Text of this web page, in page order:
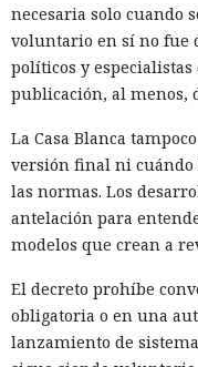
necesaria solo cuando
voluntario en sí no fue
políticos y
publicación, al menos,
La Casa Blanca
versión final ni cuándo
las normas. Los
antelación para
modelos que crean a
El decreto prohíbe
obligatoria o en una
lanzamiento de